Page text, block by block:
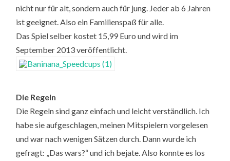
nicht nur für alt, sondern auch für jung. Jeder ab 6 Jahren
ist geeignet. Also ein Familienspaß für alle.
Das Spiel selber kostet 15,99 Euro und wird im
September 2013 veröffentlicht.
Die Regeln
Die Regeln sind ganz einfach und leicht verständlich. Ich
habe sie aufgeschlagen, meinen Mitspielern vorgelesen
und war nach wenigen Sätzen durch. Dann wurde ich
gefragt: „Das wars?“ und ich bejate. Also konnte es los